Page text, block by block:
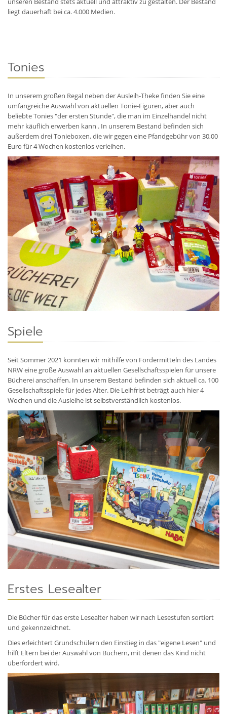
liegt dauerhaft bei ca. 4.000 Medien.
Tonies
In unserem großen Regal neben der Ausleih-Theke finden Sie eine
umfangreiche Auswahl von aktuellen Tonie-Figuren, aber auch
beliebte Tonies "der ersten Stunde", die man im Einzelhandel nicht
mehr käuflich erwerben kann . In unserem Bestand befinden sich
außerdem drei Tonieboxen, die wir gegen eine Pfandgebühr von 30,00
Euro für 4 Wochen kostenlos verleihen.
Spiele
Seit Sommer 2021 konnten wir mithilfe von Fördermitteln des Landes
NRW eine große Auswahl an aktuellen Gesellschaftsspielen für unsere
Bücherei anschaffen. In unserem Bestand befinden sich aktuell ca. 100
Gesellschaftsspiele für jedes Alter. Die Leihfrist beträgt auch hier 4
Wochen und die Ausleihe ist selbstverständlich kostenlos.
Erstes Lesealter
Die Bücher für das erste Lesealter haben wir nach Lesestufen sortiert
und gekennzeichnet.
Dies erleichtert Grundschülern den Einstieg in das "eigene Lesen" und
hilft Eltern bei der Auswahl von Büchern, mit denen das Kind nicht
überfordert wird.